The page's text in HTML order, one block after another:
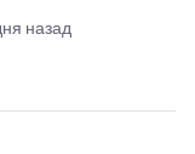
назад